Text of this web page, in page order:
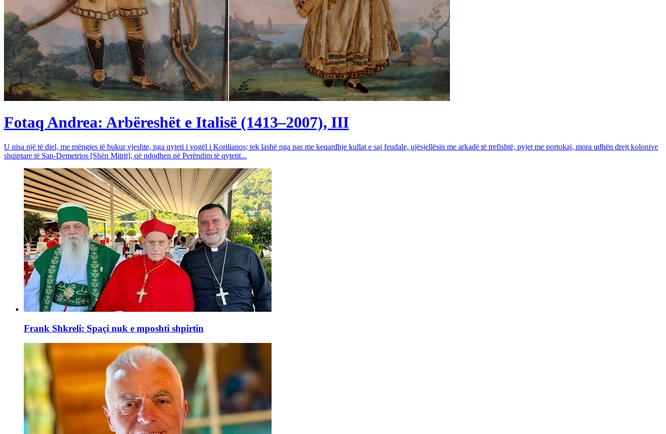
Fotaq Andrea: Arbëreshët e Italisë (1413–2007), III
U nisa një të diel, me mëngjes të bukur vjeshte, nga qyteti i vogël i Korilianos; tek lashë nga pas me keqardhje kullat e saj feudale, ujësjellësin me arkadë të trefishtë, pyjet me portokaj, mora udhën drejt kolonive
shqiptare të San-Demetrios [Shën Mitrit], që ndodhen në Perëndim të qytetit...
Frank Shkreli: Spaçi nuk e mposhti shpirtin